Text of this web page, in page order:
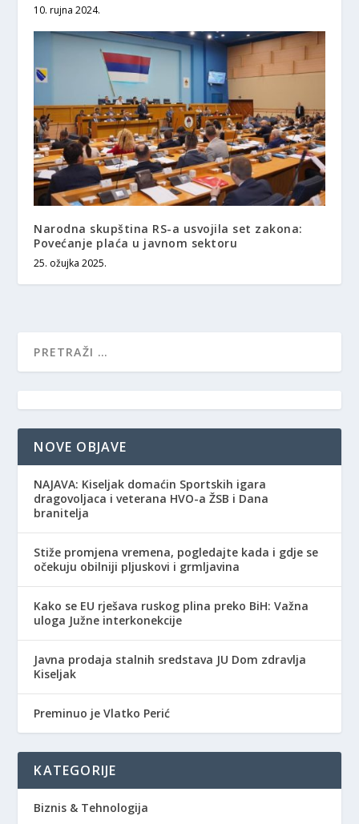
10. rujna 2024.
Narodna skupština RS-a usvojila set zakona:
Povećanje plaća u javnom sektoru
25. ožujka 2025.
NOVE OBJAVE
NAJAVA: Kiseljak domaćin Sportskih igara
dragovoljaca i veterana HVO-a ŽSB i Dana
branitelja
Stiže promjena vremena, pogledajte kada i gdje se
očekuju obilniji pljuskovi i grmljavina
Kako se EU rješava ruskog plina preko BiH: Važna
uloga Južne interkonekcije
Javna prodaja stalnih sredstava JU Dom zdravlja
Kiseljak
Preminuo je Vlatko Perić
KATEGORIJE
Biznis & Tehnologija